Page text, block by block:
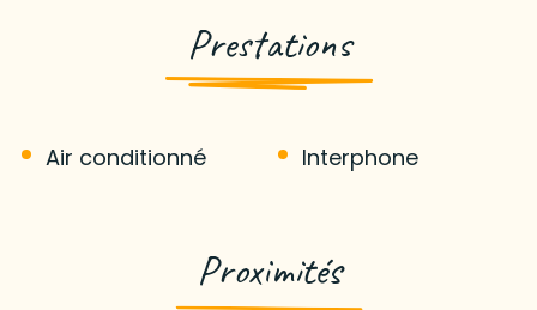
Prestations
Air conditionné Interphone
Proximités